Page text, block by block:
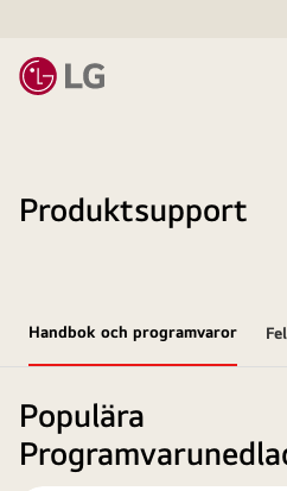
Produktsupport
Handbok och programvaror
Populära